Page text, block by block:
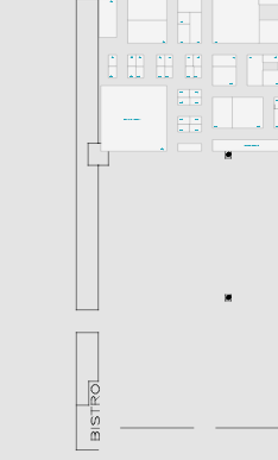
I47
G40
G42
G39
G45
G43
F42
F48
F46
G44
I49
I51
G48
I53
I55
I57 I45
G50 G46
G52
Messeakademie
F38
G38
I41 I37
G32
I35
I48
K53
F51
denkmal-FORUM
F40
F44
G41